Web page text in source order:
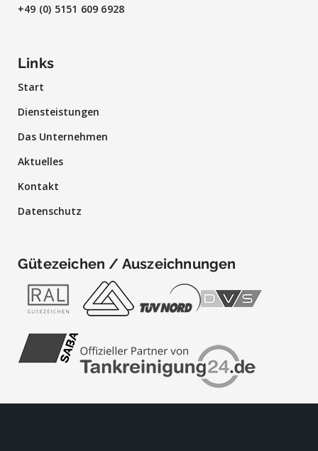
+49 (0) 5151 609 6928
Links
Start
Diensteistungen
Das Unternehmen
Aktuelles
Kontakt
Datenschutz
Gütezeichen / Auszeichnungen